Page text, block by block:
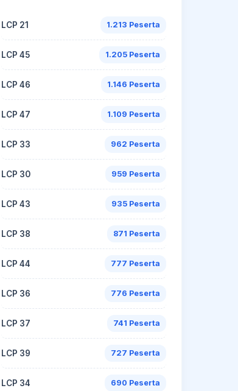
LCP 21 1.213 Peserta
LCP 45 1.205 Peserta
LCP 46 1.146 Peserta
LCP 47 1.109 Peserta
LCP 33 962 Peserta
LCP 30 959 Peserta
LCP 43 935 Peserta
LCP 38 871 Peserta
LCP 44 777 Peserta
LCP 36 776 Peserta
LCP 37 741 Peserta
LCP 39 727 Peserta
LCP 34 690 Peserta